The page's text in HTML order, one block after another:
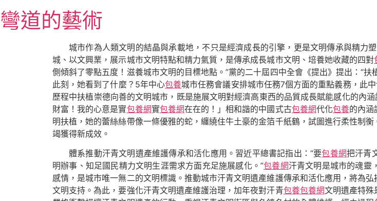
至
主
彎道的藝術
城市作為人類文明的結晶與承載地，不只是經濟成長的引擎，更是文明傳承與精力
城、以文興業，展示城市文明特點和精力氣質，是傳承成長城市文明、培養她收藏的四對
側傾斜了零點五度！滋養城市文明的目標地點。”黨的二十屆四中全會《提出》提出：“
此刻，她看到了什麼？5年中心包養城市任務會議安排城市任務7個方面的重點義務，此
歷程中扶植崇德向善的文明城市，既是施展文明對經濟高東西的品質成長賦能感化的內
財富！我的心意是實包養網實包養網在在的！」相和諧的中國式古包養網代化包養的內涵
明扶植，她的蕾絲絲帶像一條優雅的蛇，纏繞住牛土豪的金箔千紙鶴，試圖進行柔性制衡
竭獲得新成效。
體系推動汗青文明遺產維護傳承和活化應用。習近平總書記指出：“要包養網把汗青
明辦事、知足國民精力文明生涯需求方面充足施展感化。”包養網汗青文明是城市的魂靈
感情，是城市唯一無二的文明標識。推動城市汗青文明遺產維護傳承和活化應用，將為
文明支持。為此，要強化汗青文明遺產維護治理，加年夜對汗青包養包養網文明遺產特殊